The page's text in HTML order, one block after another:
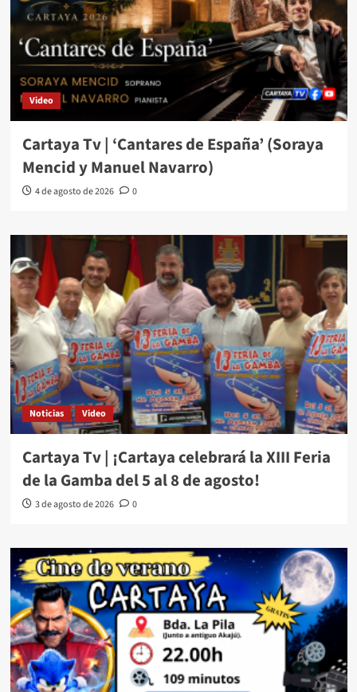
Video
Cartaya Tv | ‘Cantares de España’ (Soraya
Mencid y Manuel Navarro)
4 de agosto de 2026 0
Noticias Video
Cartaya Tv | ¡Cartaya celebrará la XIII Feria
de la Gamba del 5 al 8 de agosto!
3 de agosto de 2026 0